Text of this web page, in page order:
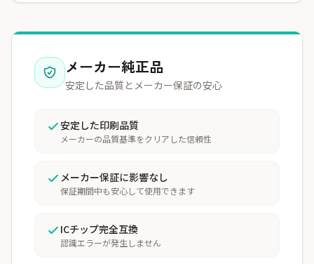
メーカー純正品
安定した品質とメーカー保証の安心
安定した印刷品質
メーカーの品質基準をクリアした信頼性
メーカー保証に影響なし
保証期間中も安心して使用できます
ICチップ完全互換
認識エラーが発生しません